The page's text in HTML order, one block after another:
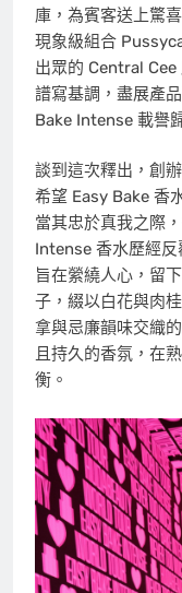
庫，為賓客送上驚
現象級組合
出眾的 Central
譜寫基調，盡展產
Bake Intense 載譽
談到這次釋出，創
希望 Easy Bake 香
當其忠於真我之際
Intense 香水歷經反
旨在縈繞人心，留
子，綴以白花與肉
拿與忌廉韻味交織
且持久的香氛，在
衡。